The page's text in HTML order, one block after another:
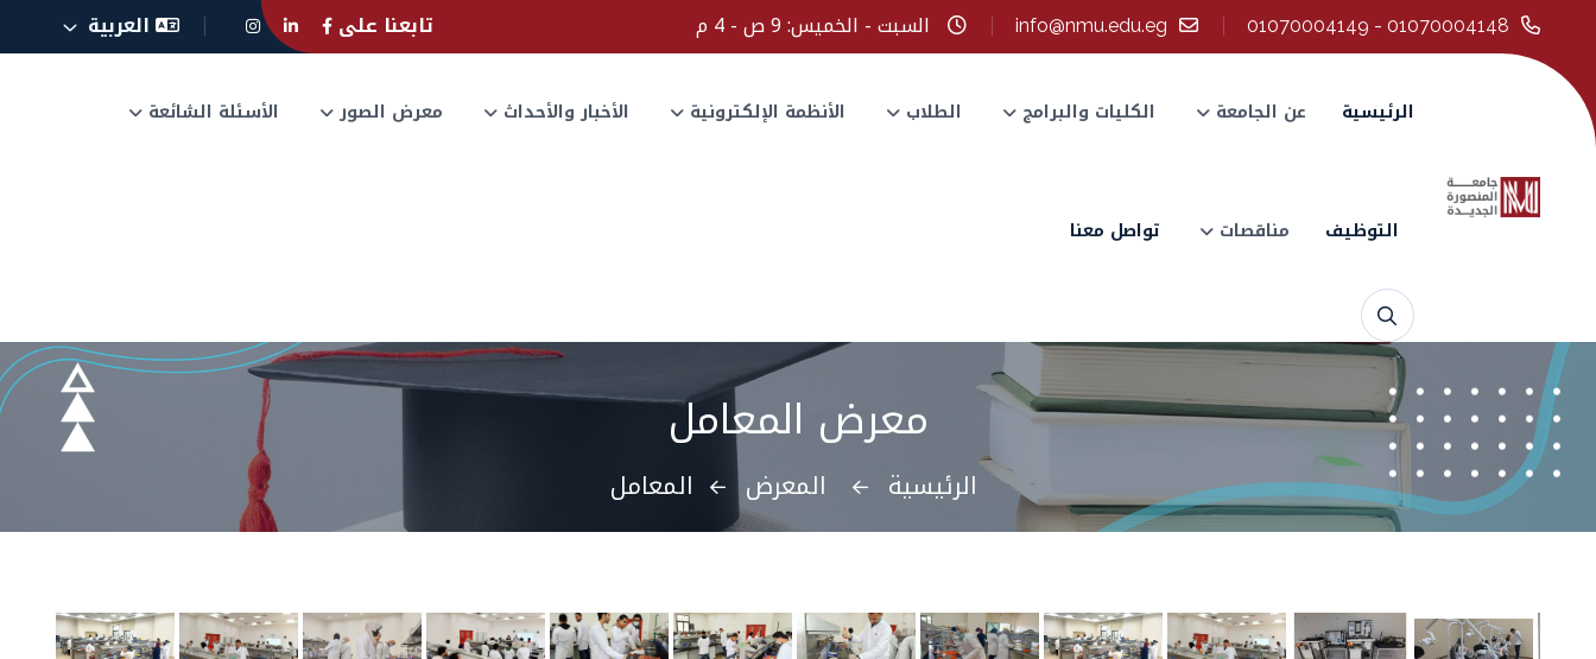
01070004148 - 01070004149
info@nmu.edu.eg السبت - الخميس: 9 ص - 4 م تابعنا على العربية
الرئيسية عن الجامعة الكليات والبرامج الطلاب الأنظمة الإلكترونية الأخبار والأحداث معرض الصور الأسئلة الشائعة
التوظيف مناقصات تواصل معنا
معرض المعامل
الرئيسية المعرض المعامل